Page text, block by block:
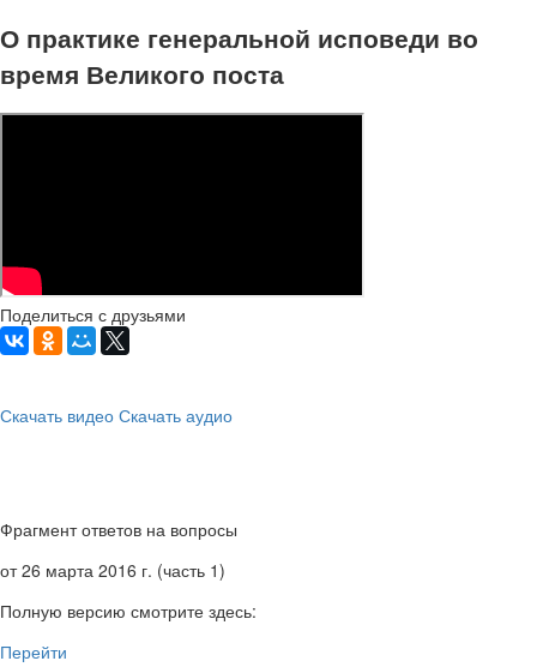
О практике генеральной исповеди во
время Великого поста
Поделиться с друзьями
Скачать видео Скачать аудио
Фрагмент ответов на вопросы
от 26 марта 2016 г. (часть 1)
Полную версию смотрите здесь:
Перейти